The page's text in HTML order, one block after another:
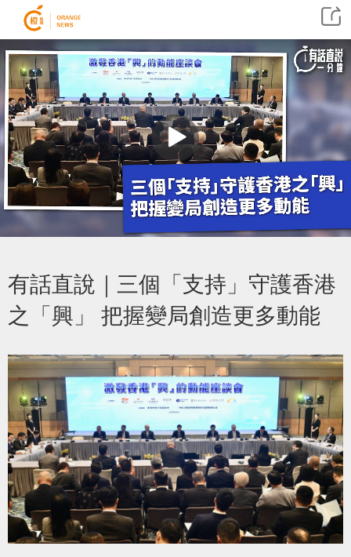
有話直說｜三個「支持」守護香港
之「興」 把握變局創造更多動能